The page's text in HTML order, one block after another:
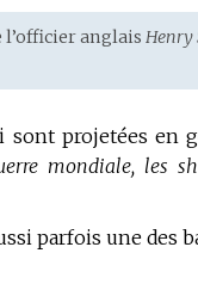
l’officieranglais Henry
sont projetées en
mondiale, les
parfois une des